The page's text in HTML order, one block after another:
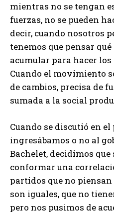
mientras no se tengan
fuerzas, no se pueden
decir, cuando nosotros
tenemos que pensar
acumular para hacer los
Cuando el movimiento
de cambios, precisa de
sumada a la social
Cuando se discutió en
ingresábamos o no al
Bachelet, decidimos que
conformar una
partidos que no piensan
son iguales, que no
pero nos pusimos de